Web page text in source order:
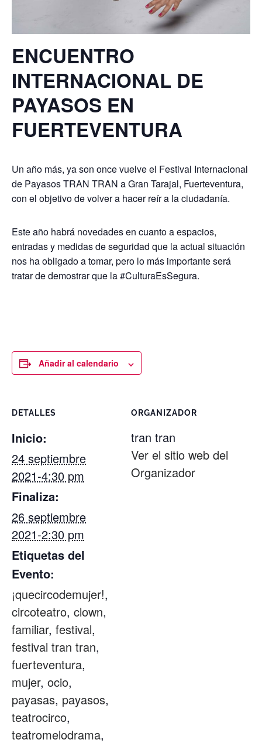
ENCUENTRO
INTERNACIONAL DE
PAYASOS EN
FUERTEVENTURA
Un año más, ya son once vuelve el Festival Internacional
de Payasos TRAN TRAN a Gran Tarajal, Fuerteventura,
con el objetivo de volver a hacer reír a la ciudadanía.​
Este año habrá novedades en cuanto a espacios,
entradas y medidas de seguridad que la actual situación
nos ha obligado a tomar, pero lo más importante será
tratar de demostrar que la #CulturaEsSegura.
Añadir al calendario
DETALLES
Inicio:
24 septiembre
2021-4:30 pm
Finaliza:
26 septiembre
2021-2:30 pm
Etiquetas del
Evento:
¡quecircodemujer!,
circoteatro, clown,
familiar, festival,
festival tran tran,
fuerteventura,
mujer, ocio,
payasas, payasos,
teatrocirco,
teatromelodrama,
ORGANIZADOR
tran tran
Ver el sitio web del
Organizador